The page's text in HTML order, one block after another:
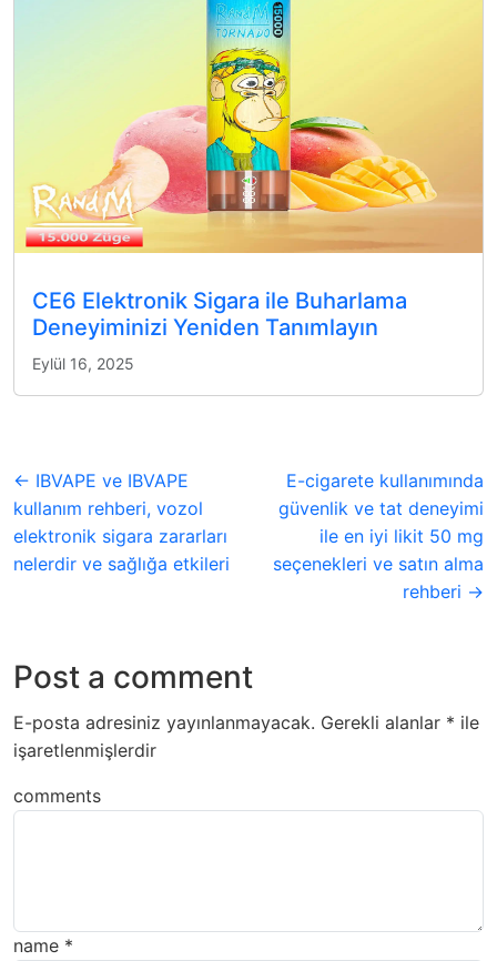
CE6 Elektronik Sigara ile Buharlama
Deneyiminizi Yeniden Tanımlayın
Eylül 16, 2025
← IBVAPE ve IBVAPE
kullanım rehberi, vozol
elektronik sigara zararları
nelerdir ve sağlığa etkileri
E-cigarete kullanımında
güvenlik ve tat deneyimi
ile en iyi likit 50 mg
seçenekleri ve satın alma
rehberi →
Post a comment
E-posta adresiniz yayınlanmayacak. Gerekli alanlar * ile
işaretlenmişlerdir
comments
name *